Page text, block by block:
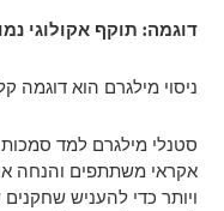
דוגמה: תוקף אקולוגי
ניסוי מילגרם הוא דוגמה
סטנלי מילגרם למד
אקראי משתתפים והנחה
ויותר כדי להעניש